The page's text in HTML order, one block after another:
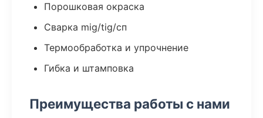
Порошковая окраска
Сварка mig/tig/сп
Термообработка и упрочнение
Гибка и штамповка
Преимущества работы с нами